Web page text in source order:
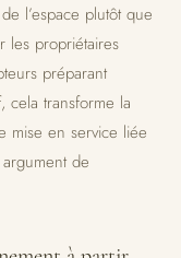
l’espace plutôt que
les propriétaires
préparant
cela transforme la
mise en service liée
de